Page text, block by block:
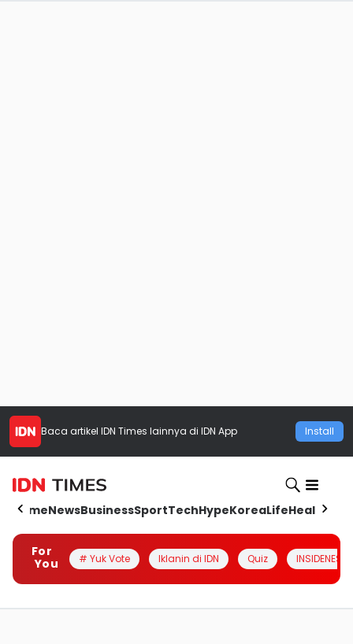
Baca artikel IDN Times lainnya di IDN App Install
HomeNewsBusinessSportTechHypeKoreaLifeHealth
For
You
# Yuk Vote Iklanin di IDN Quiz INSIDENESIA